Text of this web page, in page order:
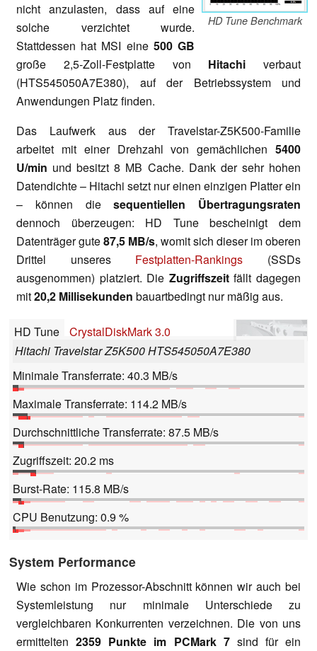
HD Tune Benchmark
nicht anzulasten, dass auf eine
solche verzichtet wurde.
Stattdessen hat MSI eine 500 GB
große 2,5-Zoll-Festplatte von Hitachi verbaut
(HTS545050A7E380), auf der Betriebssystem und
Anwendungen Platz finden.
Das Laufwerk aus der Travelstar-Z5K500-Familie
arbeitet mit einer Drehzahl von gemächlichen 5400
U/min und besitzt 8 MB Cache. Dank der sehr hohen
Datendichte – Hitachi setzt nur einen einzigen Platter ein
– können diesequentiellen Übertragungsraten
dennoch überzeugen: HD Tune bescheinigt dem
Datenträger gute87,5 MB/s, womit sich dieser im oberen
Drittel unseres Festplatten-Rankings (SSDs
ausgenommen) platziert. Die Zugriffszeitfällt dagegen
mit20,2 Millisekunden bauartbedingt nur mäßig aus.
HD Tune
CrystalDiskMark 3.0
Hitachi Travelstar Z5K500 HTS545050A7E380
Minimale Transferrate: 40.3 MB/s
Maximale Transferrate: 114.2 MB/s
Durchschnittliche Transferrate: 87.5 MB/s
Zugriffszeit: 20.2 ms
Burst-Rate: 115.8 MB/s
CPU Benutzung: 0.9 %
System Performance
Wie schon im Prozessor-Abschnitt können wir auch bei
Systemleistung nur minimale Unterschiede zu
vergleichbaren Konkurrenten verzeichnen. Die von uns
ermittelten2359 Punkte im PCMark 7sind für ein